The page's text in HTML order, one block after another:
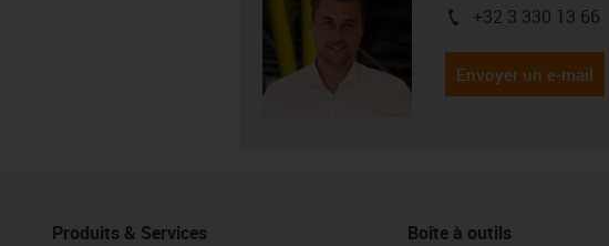
igus-icon-phone
+32 3 330 13 66
Envoyer un e-mail
Produits & Services Boîte à outils